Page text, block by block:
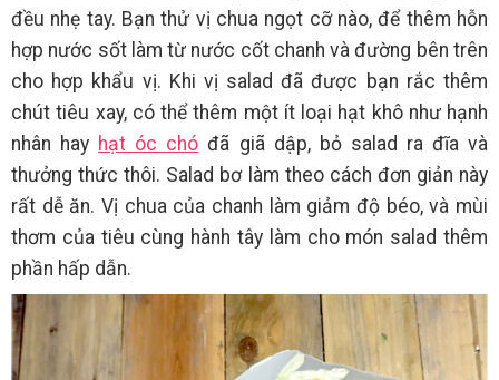
đều nhẹ tay. Bạn thử vị chua ngọt cỡ nào, để thêm hỗn
hợp nước sốt làm từ nước cốt chanh và đường bên trên
cho hợp khẩu vị. Khi vị salad đã được bạn rắc thêm
chút tiêu xay, có thể thêm một ít loại hạt khô như hạnh
nhân hay hạt óc chó đã giã dập, bỏ salad ra đĩa và
thưởng thức thôi. Salad bơ làm theo cách đơn giản này
rất dễ ăn. Vị chua của chanh làm giảm độ béo, và mùi
thơm của tiêu cùng hành tây làm cho món salad thêm
phần hấp dẫn.